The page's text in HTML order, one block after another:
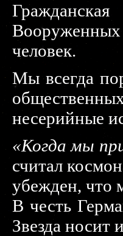
Вооруженных
человек.
Мы всегда
несерийные
«Когда мы
считал
убежден, что
В честь
Звезда носит